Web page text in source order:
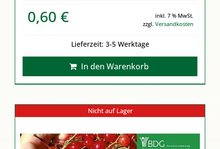
0,60 €
inkl. 7 % MwSt.
zzgl.Versandkosten
Lieferzeit: 3-5 Werktage
In den Warenkorb
Nicht auf Lager